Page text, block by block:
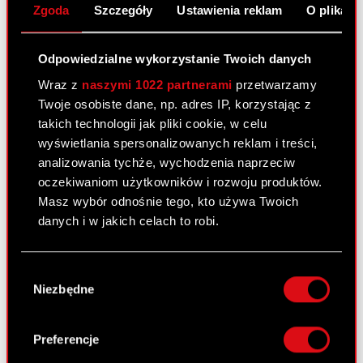
Zgoda Szczegóły Ustawienia reklam O
Odpowiedzialne wykorzystanie Twoich danych
Wraz z naszymi 1022 partnerami przetwarzamy
Twoje osobiste dane, np. adres IP, korzystając z
takich technologii jak pliki cookie, w celu
wyświetlania spersonalizowanych reklam i treści,
analizowania tychże, wychodzenia naprzeciw
oczekiwaniom użytkowników i rozwoju produktów.
Masz wybór odnośnie tego, kto używa Twoich
danych i w jakich celach to robi.
Gromadzić dane dotyczące Twojej
lokalizacji geograficznej z dokładnością nawet
Identyfikować Twoje urządzenie, aktywnie
analizując charakteryzującego je zbiory
zgody
Niezbędne
Preferencje
kwartał 2026 roku
Pieśni przeszłości trzecim
dodatkiem do gry Wiedźmin 3:
Dziki Gon!
MAJ
Zobacz również:
Centrum wyników